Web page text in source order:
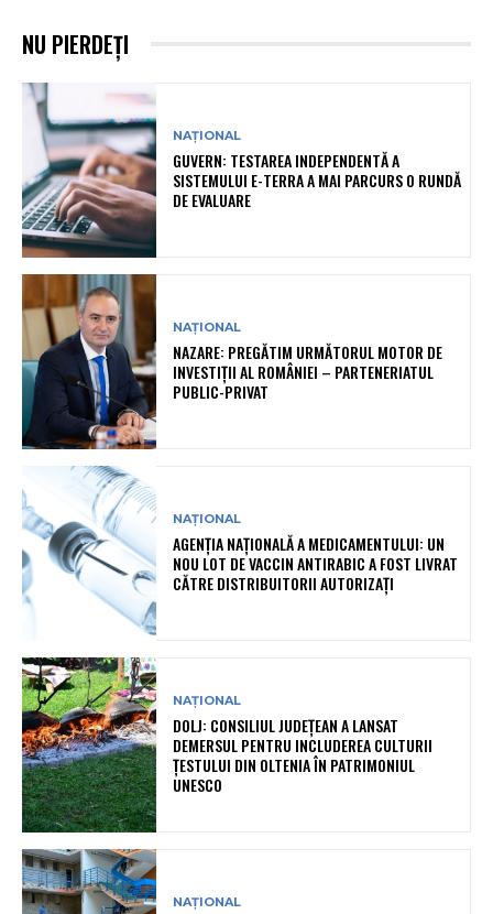
NU PIERDEȚI
NAȚIONAL
GUVERN: TESTAREA INDEPENDENTĂ A
SISTEMULUI E-TERRA A MAI PARCURS O RUNDĂ
DE EVALUARE
NAȚIONAL
NAZARE: PREGĂTIM URMĂTORUL MOTOR DE
INVESTIȚII AL ROMÂNIEI – PARTENERIATUL
PUBLIC-PRIVAT
NAȚIONAL
AGENȚIA NAȚIONALĂ A MEDICAMENTULUI: UN
NOU LOT DE VACCIN ANTIRABIC A FOST LIVRAT
CĂTRE DISTRIBUITORII AUTORIZAȚI
NAȚIONAL
DOLJ: CONSILIUL JUDEȚEAN A LANSAT
DEMERSUL PENTRU INCLUDEREA CULTURII
ȚESTULUI DIN OLTENIA ÎN PATRIMONIUL
UNESCO
NAȚIONAL